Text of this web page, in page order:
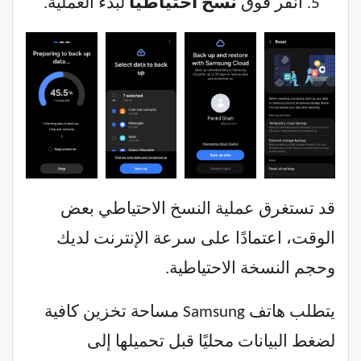
انقر فوق نسخ احتياطيًا لبدء العملية.
قد تستغرق عملية النسخ الاحتياطي بعض
الوقت، اعتمادًا على سرعة الإنترنت لديك
وحجم النسخة الاحتياطية.
يتطلب هاتف Samsung مساحة تخزين كافية
لضغط البيانات محليًا قبل تحميلها إلى